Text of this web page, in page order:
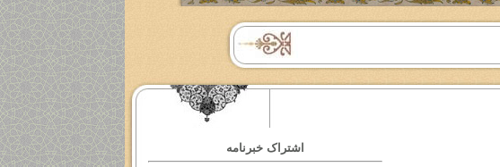
اشتراک خبرنامه